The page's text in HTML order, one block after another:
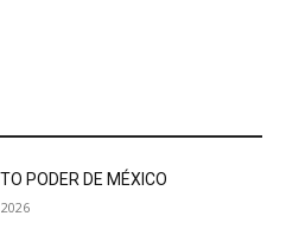
PODER DE MÉXICO